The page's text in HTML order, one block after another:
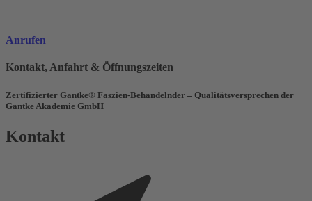
Anrufen
Kontakt, Anfahrt & Öffnungszeiten
Zertifizierter Gantke® Faszien-Behandelnder – Qualitätsversprechen der
Gantke Akademie GmbH
Kontakt